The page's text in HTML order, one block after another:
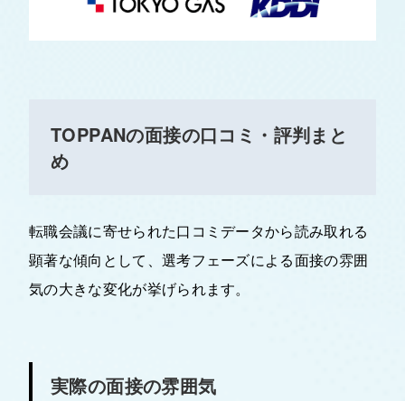
TOPPANの面接の口コミ・評判まと
め
転職会議に寄せられた口コミデータから読み取れる
顕著な傾向として、選考フェーズによる面接の雰囲
気の大きな変化が挙げられます。
実際の面接の雰囲気